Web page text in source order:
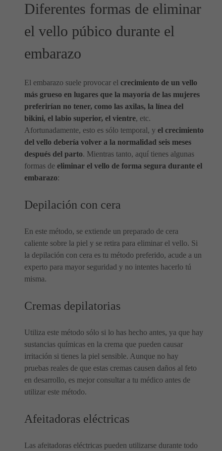
Diferentes formas de eliminar
el vello púbico durante el
embarazo
El embarazo suele provocar el crecimiento de un vello
más grueso en lugares que la mayoría de las mujeres
preferirían no tener, como las axilas, la línea del
bikini, el labio superior, el vientre, etc.
Afortunadamente, esto es sólo temporal, y el crecimiento
del vello debería volver a la normalidad seis meses
después del parto. Mientras tanto, aquí tienes algunas
formas de eliminar el vello de forma segura durante el
embarazo:
Depilación con cera
En este método, se extiende un preparado de cera
caliente sobre la piel y se retira para eliminar el vello. Si
la depilación con cera es tu método preferido, acude a un
experto para mayor seguridad y no intentes hacerlo tú
misma.
Cremas depilatorias
Utiliza este método sólo si lo has hecho antes, ya que hay
sustancias químicas en la crema que pueden causar
irritación si tienes la piel sensible. Aunque no hay
pruebas reales de que estas cremas causen daños al feto
en desarrollo, es mejor consultar a tu médico antes de
utilizar este método.
Afeitadoras eléctricas
Las afeitadoras eléctricas pueden utilizarse durante todo